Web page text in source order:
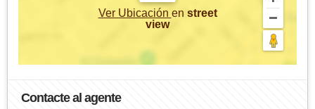
Ver Ubicación en street
view
Contacte al agente